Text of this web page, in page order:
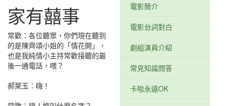
電影簡介
電影台詞對白
劇組演員介紹
常見知識問答
卡啦永遠OK
家有囍事
常歡：各位聽眾，你們現在聽到
的是陳齊頌小姐的「情花開」，
也是我純情小主持常歡接聽的最
後一通電話，喂？
郝萊玉：嗨！